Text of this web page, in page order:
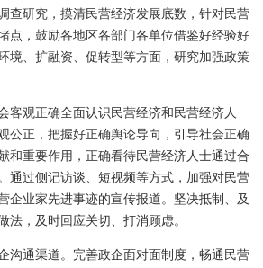
查研究，摸清民营经济发展底数，针对民营
点，鼓励各地区各部门各单位借鉴好经验好
境、扩融资、促转型等方面，研究加强政策
客观正确全面认识民营经济和民营经济人
公正，把握好正确舆论导向，引导社会正确
和重要作用，正确看待民营经济人士通过合
通过侧记访谈、短视频等方式，加强对民营
企业家先进事迹的宣传报道。坚决抵制、及
法，及时回应关切、打消顾虑。
沟通渠道。完善政企面对面制度，畅通民营